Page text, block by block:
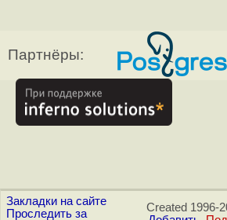
Партнёры:
Закладки на сайте
Проследить за
Created 1996-